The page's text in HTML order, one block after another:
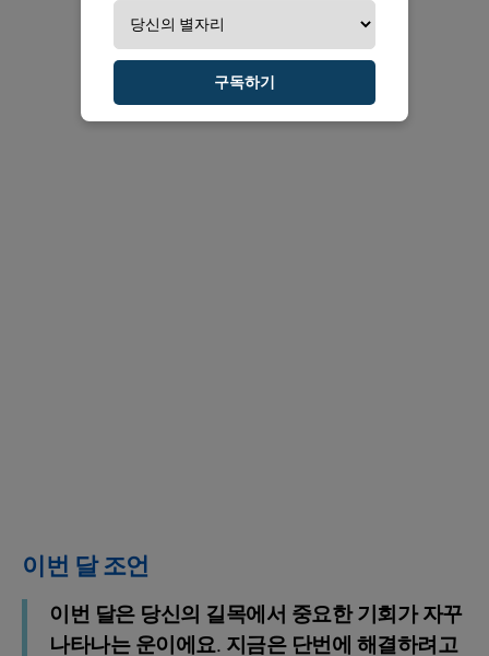
이번 달 조언
이번 달은 당신의 길목에서 중요한 기회가 자꾸
나타나는 운이에요. 지금은 단번에 해결하려고
구독하기